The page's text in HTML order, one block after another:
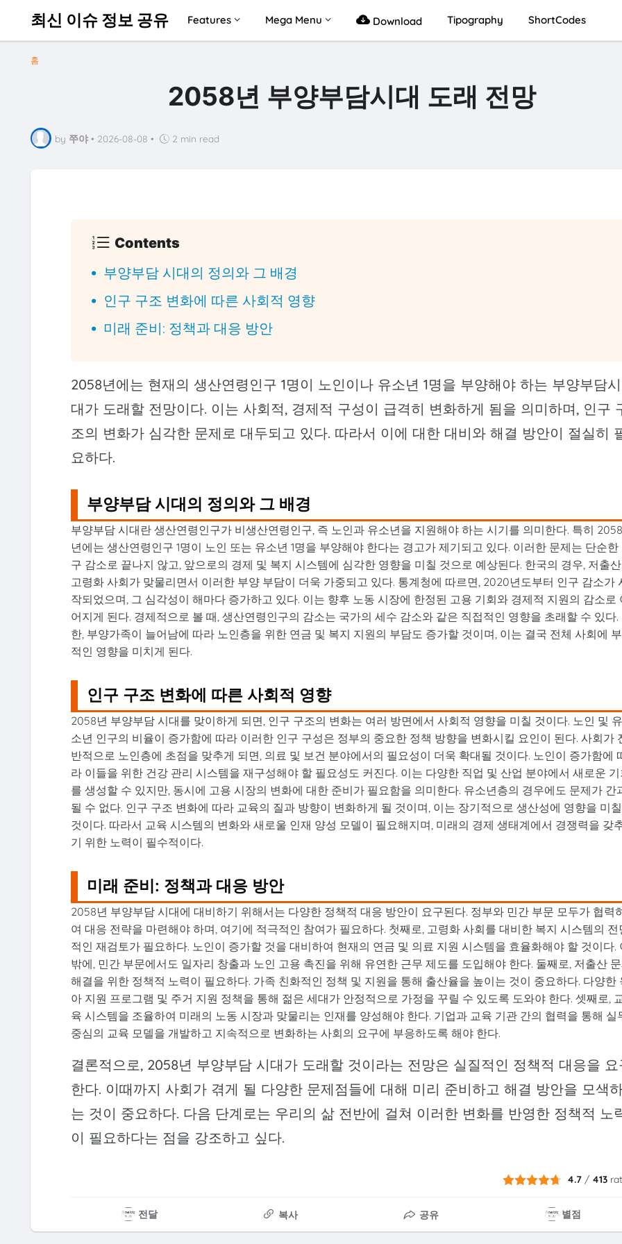
최신 이슈 정보 공유 Features Mega Menu Download Tipography ShortCodes
홈
2058년 부양부담시대 도래 전망
by 쭈야 • 2026-08-08 • 2 min read
Contents
부양부담 시대의 정의와 그 배경
인구 구조 변화에 따른 사회적 영향
미래 준비: 정책과 대응 방안
2058년에는 현재의 생산연령인구 1명이 노인이나 유소년 1명을 부양해야 하는 부양부담시
대가 도래할 전망이다. 이는 사회적, 경제적 구성이 급격히 변화하게 됨을 의미하며, 인구
조의 변화가 심각한 문제로 대두되고 있다. 따라서 이에 대한 대비와 해결 방안이 절실히
요하다.
부양부담 시대의 정의와 그 배경
부양부담 시대란 생산연령인구가 비생산연령인구, 즉 노인과 유소년을 지원해야 하는 시기를 의미한다. 특히 2058
년에는 생산연령인구 1명이 노인 또는 유소년 1명을 부양해야 한다는 경고가 제기되고 있다. 이러한 문제는 단순한
구 감소로 끝나지 않고, 앞으로의 경제 및 복지 시스템에 심각한 영향을 미칠 것으로 예상된다. 한국의 경우, 저출
고령화 사회가 맞물리면서 이러한 부양 부담이 더욱 가중되고 있다. 통계청에 따르면, 2020년도부터 인구 감소가
작되었으며, 그 심각성이 해마다 증가하고 있다. 이는 향후 노동 시장에 한정된 고용 기회와 경제적 지원의 감소로
어지게 된다. 경제적으로 볼 때, 생산연령인구의 감소는 국가의 세수 감소와 같은 직접적인 영향을 초래할 수 있다.
한, 부양가족이 늘어남에 따라 노인층을 위한 연금 및 복지 지원의 부담도 증가할 것이며, 이는 결국 전체 사회에
적인 영향을 미치게 된다.
인구 구조 변화에 따른 사회적 영향
2058년 부양부담 시대를 맞이하게 되면, 인구 구조의 변화는 여러 방면에서 사회적 영향을 미칠 것이다. 노인 및 유
소년 인구의 비율이 증가함에 따라 이러한 인구 구성은 정부의 중요한 정책 방향을 변화시킬 요인이 된다. 사회가
반적으로 노인층에 초점을 맞추게 되면, 의료 및 보건 분야에서의 필요성이 더욱 확대될 것이다. 노인이 증가함에
라 이들을 위한 건강 관리 시스템을 재구성해야 할 필요성도 커진다. 이는 다양한 직업 및 산업 분야에서 새로운 기
를 생성할 수 있지만, 동시에 고용 시장의 변화에 대한 준비가 필요함을 의미한다. 유소년층의 경우에도 문제가 간
될 수 없다. 인구 구조 변화에 따라 교육의 질과 방향이 변화하게 될 것이며, 이는 장기적으로 생산성에 영향을 미칠
것이다. 따라서 교육 시스템의 변화와 새로울 인재 양성 모델이 필요해지며, 미래의 경제 생태계에서 경쟁력을 갖
기 위한 노력이 필수적이다.
미래 준비: 정책과 대응 방안
2058년 부양부담 시대에 대비하기 위해서는 다양한 정책적 대응 방안이 요구된다. 정부와 민간 부문 모두가 협력
여 대응 전략을 마련해야 하며, 여기에 적극적인 참여가 필요하다. 첫째로, 고령화 사회를 대비한 복지 시스템의 전
적인 재검토가 필요하다. 노인이 증가할 것을 대비하여 현재의 연금 및 의료 지원 시스템을 효율화해야 할 것이다.
밖에, 민간 부문에서도 일자리 창출과 노인 고용 촉진을 위해 유연한 근무 제도를 도입해야 한다. 둘째로, 저출산
해결을 위한 정책적 노력이 필요하다. 가족 친화적인 정책 및 지원을 통해 출산율을 높이는 것이 중요하다. 다양한
아 지원 프로그램 및 주거 지원 정책을 통해 젊은 세대가 안정적으로 가정을 꾸릴 수 있도록 도와야 한다. 셋째로,
육 시스템을 조율하여 미래의 노동 시장과 맞물리는 인재를 양성해야 한다. 기업과 교육 기관 간의 협력을 통해 실
중심의 교육 모델을 개발하고 지속적으로 변화하는 사회의 요구에 부응하도록 해야 한다.
결론적으로, 2058년 부양부담 시대가 도래할 것이라는 전망은 실질적인 정책적 대응을 요
한다. 이때까지 사회가 겪게 될 다양한 문제점들에 대해 미리 준비하고 해결 방안을 모색
는 것이 중요하다. 다음 단계로는 우리의 삶 전반에 걸쳐 이러한 변화를 반영한 정책적 노
이 필요하다는 점을 강조하고 싶다.
4.7 / 413
전달 복사 공유 별점